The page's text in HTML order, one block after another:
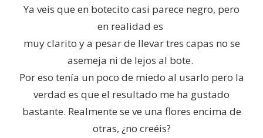
Ya veis que en botecito casi parece negro, pero
en realidad es
muy clarito y a pesar de llevar tres capas no se
asemeja ni de lejos al bote.
Por eso tenía un poco de miedo al usarlo pero la
verdad es que el resultado me ha gustado
bastante. Realmente se ve una flores encima de
otras, ¿no creéis?